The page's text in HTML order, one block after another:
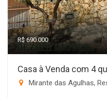
R$ 690.000
Casa à Venda com 4
Mirante das Agulhas,